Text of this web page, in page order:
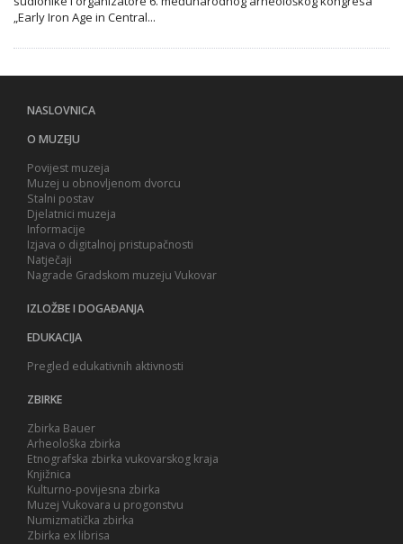
„Early Iron Age in Central...
NASLOVNICA
O MUZEJU
Povijest muzeja
Muzej u obnovljenom dvorcu
Stalni postav
Djelatnici muzeja
Informacije
Izjava o digitalnoj pristupačnosti
Natječaji
Nagrade Gradskom muzeju Vukovar
IZLOŽBE I DOGAĐANJA
EDUKACIJA
Pregled edukativnih aktivnosti
ZBIRKE
Zbirka Bauer
Arheološka zbirka
Etnografska zbirka vukovarskog kraja
Knjižnica
Kulturno-povijesna zbirka
Muzej Vukovara u progonstvu
Numizmatička zbirka
Zbirka ex librisa